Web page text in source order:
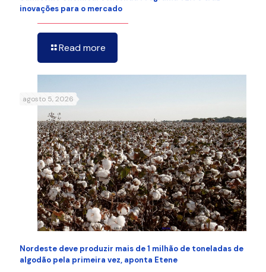
inovações para o mercado
Read more
agosto 5, 2026
Nordeste deve produzir mais de 1 milhão de toneladas de
algodão pela primeira vez, aponta Etene